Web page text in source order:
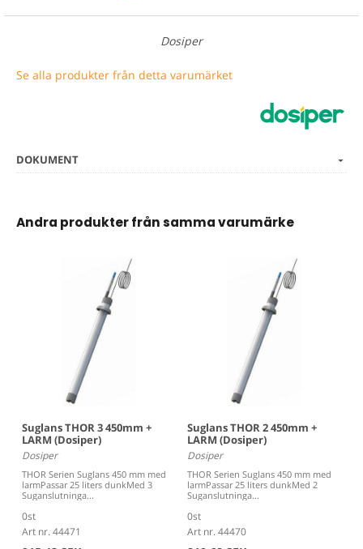
Dosiper
Se alla produkter från detta varumärket
DOKUMENT
Andra produkter från samma varumärke
Suglans THOR 3 450mm +
LARM (Dosiper)
Dosiper
THOR Serien Suglans 450 mm med
larmPassar 25 liters dunkMed 3
Suganslutninga...
0st
Art nr. 44471
Suglans THOR 2 450mm +
LARM (Dosiper)
Dosiper
THOR Serien Suglans 450 mm med
larmPassar 25 liters dunkMed 2
Suganslutninga...
0st
Art nr. 44470